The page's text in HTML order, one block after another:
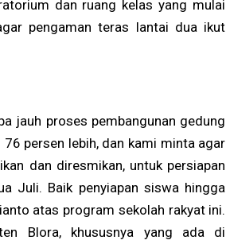
dan ruang kelas yang mulai
pengaman teras lantai dua ikut
jauh proses pembangunan gedung
persen lebih, dan kami minta agar
dan diresmikan, untuk persiapan
Juli. Baik penyiapan siswa hingga
atas program sekolah rakyat ini.
Blora, khususnya yang ada di